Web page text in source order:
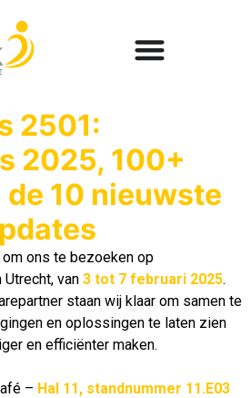
2501:
2025, 100+
10 nieuwste
ons te bezoeken op
Utrecht, van 3 tot 7 februari 2025.
staan wij klaar om samen te
en oplossingen te laten zien
en efficiënter maken.
– Hal 11, standnummer 11.E03